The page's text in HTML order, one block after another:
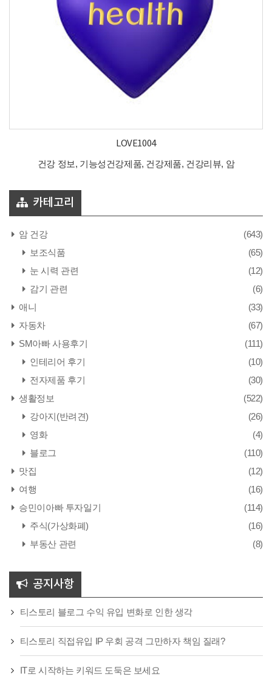
LOVE1004
건강 정보, 기능성건강제품, 건강제품, 건강리뷰, 암
카테고리
암 건강
(643)
보조식품
(65)
눈 시력 관련
(12)
감기 관련
(6)
애니
(33)
자동차
(67)
SM아빠 사용후기
(111)
인테리어 후기
(10)
전자제품 후기
(30)
생활정보
(522)
강아지(반려견)
(26)
영화
(4)
블로그
(110)
맛집
(12)
여행
(16)
승민이아빠 투자일기
(114)
주식(가상화폐)
(16)
부동산 관련
(8)
공지사항
티스토리 블로그 수익 유입 변화로 인한 생각
티스토리 직접유입 IP 우회 공격 그만하자 책임 질래?
IT로 시작하는 키워드 도둑은 보세요